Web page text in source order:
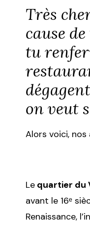
Très
cause
tu
on veut
Alors voici,
Le quartier du
avant le 16ᵉ
Renaissance,